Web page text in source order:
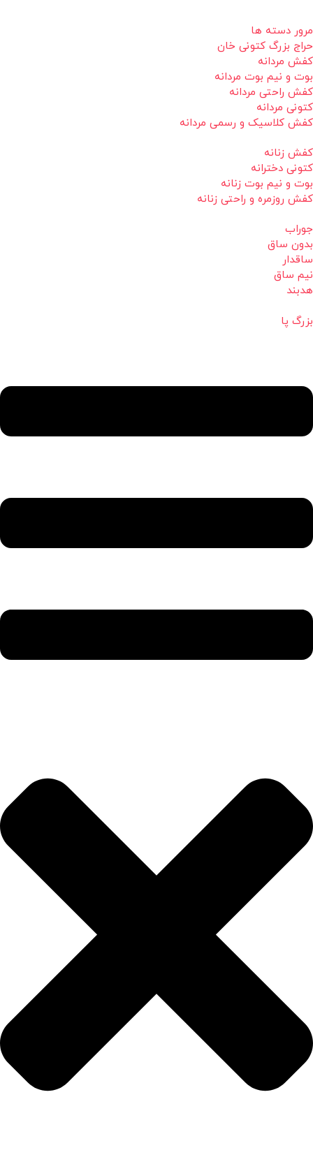
مرور دسته ها
حراج بزرگ کتونی خان
کفش مردانه
بوت و نیم بوت مردانه
کفش راحتی مردانه
کتونی مردانه
کفش کلاسیک و رسمی مردانه
کفش زنانه
کتونی دخترانه
بوت و نیم بوت زنانه
کفش روزمره و راحتی زنانه
جوراب
بدون ساق
ساقدار
نیم ساق
هدبند
بزرگ پا